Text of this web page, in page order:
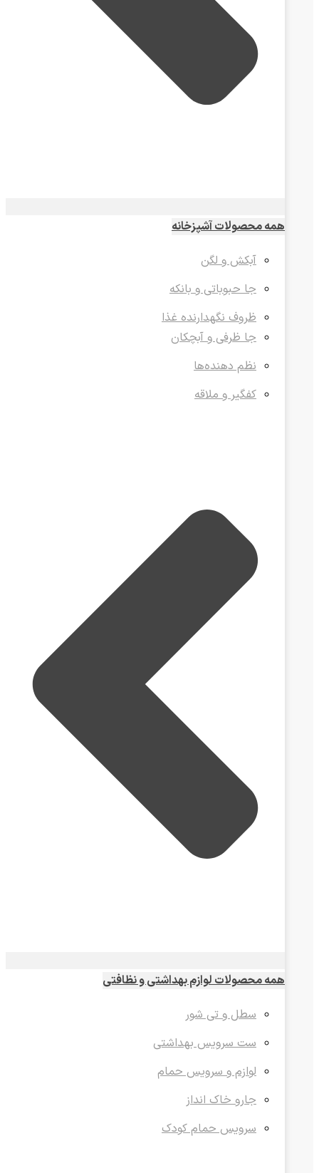
همه محصولات آشپزخانه
آبکش و لگن
جا حبوباتی و بانکه
ظروف نگهدارنده غذا
جا ظرفی و آبچکان
نظم دهنده‌ها
کفگیر و ملاقه
همه محصولات لوازم بهداشتی و نظافتی
سطل و تی شور
ست سرویس بهداشتی
لوازم و سرویس حمام
جارو خاک انداز
سرویس حمام کودک